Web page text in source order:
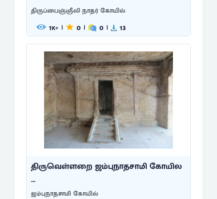
திருப்பைஞ்ஞீலி நாதர் கோயில்
1K+ | 0 | 0 | 13
திருவெள்ளறை ஜம்புநாதசாமி கோயில
...
ஜம்புநாதசாமி கோயில்